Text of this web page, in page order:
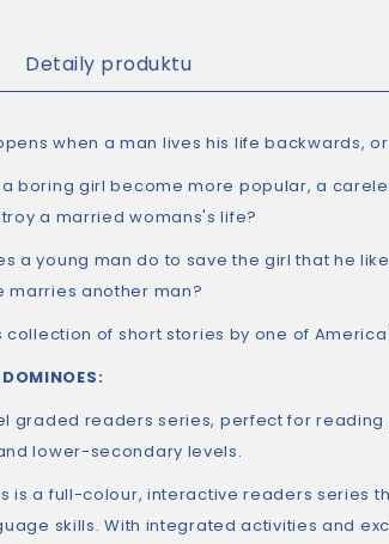
Detaily produktu
when a man lives his life backwards,
a boring girl become more popular, a
a married womans's life?
a young man do to save the girl that he
marries another man?
collection of short stories by one of
graded readers series, perfect for
lower-secondary levels.
is a full-colour, interactive readers series
skills. With integrated activities and